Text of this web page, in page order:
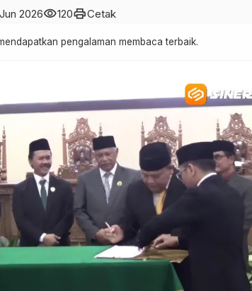
2026visibility120printCetak
pengalaman membaca terbaik.